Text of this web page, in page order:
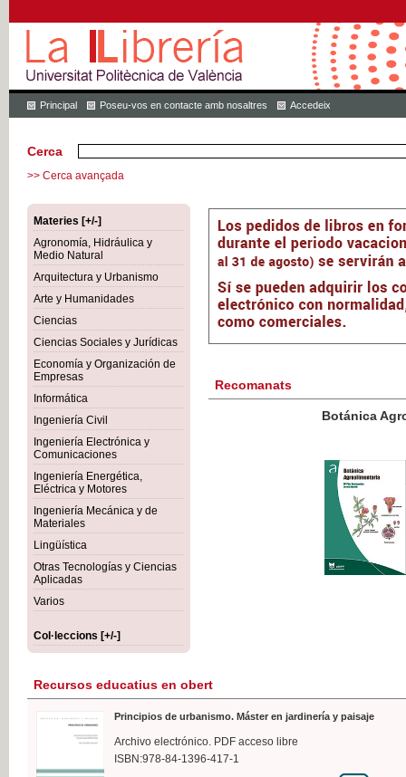
Principal Poseu-vos en contacte amb nosaltres Accedeix
Cerca
>> Cerca avançada
Materies [+/-]
Agronomía, Hidráulica y
Medio Natural
Arquitectura y Urbanismo
Arte y Humanidades
Ciencias
Ciencias Sociales y Jurídicas
Economía y Organización de
Empresas
Informática
Ingeniería Civil
Ingeniería Electrónica y
Comunicaciones
Ingeniería Energética,
Eléctrica y Motores
Ingeniería Mecánica y de
Materiales
Lingüística
Otras Tecnologías y Ciencias
Aplicadas
Varios
Col·leccions [+/-]
Recomanats
Botánica Agroalimentaria
IVA
Recursos educatius en obert
Principios de urbanismo. Máster en jardinería y paisaje
Archivo electrónico. PDF acceso libre
ISBN:978-84-1396-417-1